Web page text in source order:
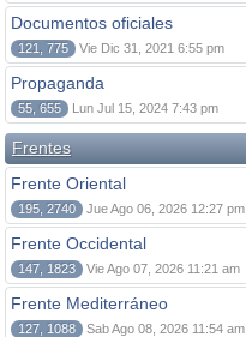
Documentos oficiales
121, 775 Vie Dic 31, 2021 6:55 pm
Propaganda
55, 655 Lun Jul 15, 2024 7:43 pm
Frentes
Frente Oriental
195, 2740 Jue Ago 06, 2026 12:27 pm
Frente Occidental
147, 1823 Vie Ago 07, 2026 11:21 am
Frente Mediterráneo
127, 1088 Sab Ago 08, 2026 11:54 am